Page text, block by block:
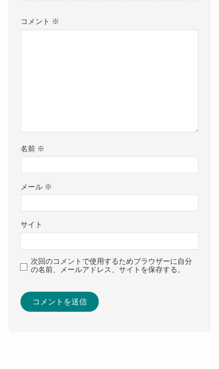
コメント ※
名前 ※
メール ※
サイト
次回のコメントで使用するためブラウザーに自分
の名前、メールアドレス、サイトを保存する。